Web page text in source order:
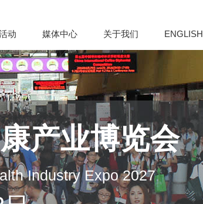
动 媒体中心 关于我们 ENGLISH
产业博览会
Industry Expo 2027